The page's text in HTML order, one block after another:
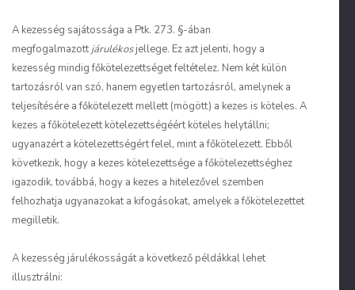
A kezesség sajátossága a Ptk. 273. §-ában
megfogalmazott járulékosjellege. Ez azt jelenti, hogy a
kezesség mindig főkötelezettséget feltételez. Nem két külön
tartozásról van szó, hanem egyetlen tartozásról, amelynek a
teljesítésére a főkötelezett mellett (mögött) a kezes is köteles. A
kezes a főkötelezett kötelezettségéért köteles helytállni;
ugyanazért a kötelezettségért felel, mint a főkötelezett. Ebből
következik, hogy a kezes kötelezettsége a főkötelezettséghez
igazodik, továbbá, hogy a kezes a hitelezővel szemben
felhozhatja ugyanazokat a kifogásokat, amelyek a főkötelezettet
megilletik.
A kezesség járulékosságát a következő példákkal lehet
illusztrálni: